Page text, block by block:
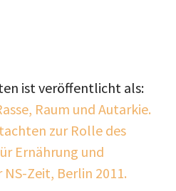
ist veröffentlicht als:
Raum und Autarkie.
zur Rolle des
Ernährung und
Zeit, Berlin 2011.